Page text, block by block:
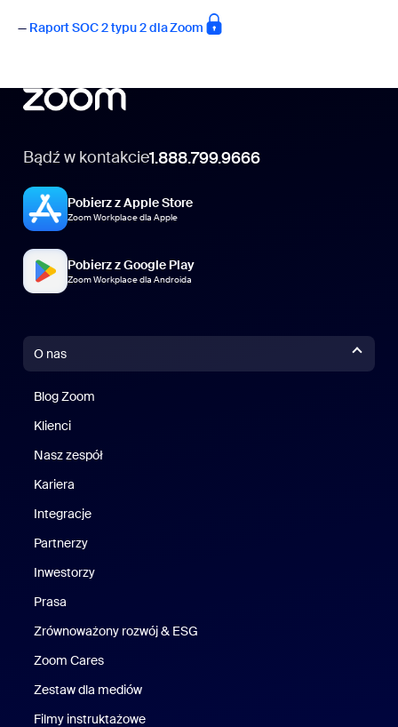
— Raport SOC 2 typu 2 dla Zoom
Bądź w kontakcie1.888.799.9666
Pobierz z Apple Store
Zoom Workplace dla Apple
Pobierz z Google Play
Zoom Workplace dla Androida
O nas
Blog Zoom
Klienci
Nasz zespół
Kariera
Integracje
Partnerzy
Inwestorzy
Prasa
Zrównoważony rozwój & ESG
Zoom Cares
Zestaw dla mediów
Filmy instruktażowe